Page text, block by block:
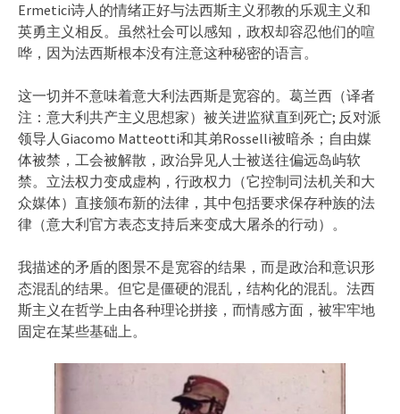
Ermetici诗人的情绪正好与法西斯主义邪教的乐观主义和
英勇主义相反。虽然社会可以感知，政权却容忍他们的喧
哗，因为法西斯根本没有注意这种秘密的语言。
这一切并不意味着意大利法西斯是宽容的。葛兰西（译者
注：意大利共产主义思想家）被关进监狱直到死亡; 反对派
领导人Giacomo Matteotti和其弟Rosselli被暗杀；自由媒
体被禁，工会被解散，政治异见人士被送往偏远岛屿软
禁。立法权力变成虚构，行政权力（它控制司法机关和大
众媒体）直接颁布新的法律，其中包括要求保存种族的法
律（意大利官方表态支持后来变成大屠杀的行动）。
我描述的矛盾的图景不是宽容的结果，而是政治和意识形
态混乱的结果。但它是僵硬的混乱，结构化的混乱。法西
斯主义在哲学上由各种理论拼接，而情感方面，被牢牢地
固定在某些基础上。